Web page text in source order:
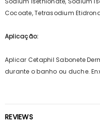
Cocoate, Tetrasodium
Aplicação:
Aplicar Cetaphil Sabonete
durante o banho ou duche.
REVIEWS